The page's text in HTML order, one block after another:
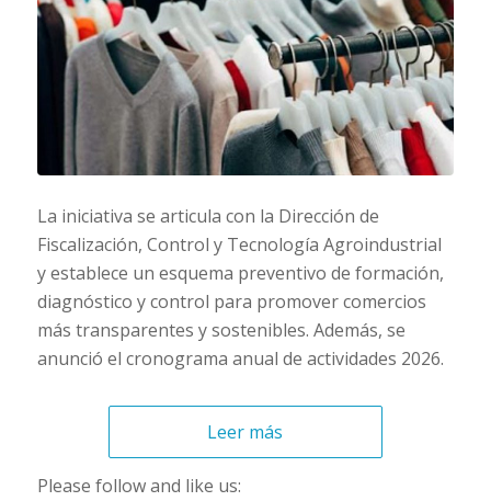
La iniciativa se articula con la Dirección de
Fiscalización, Control y Tecnología Agroindustrial
y establece un esquema preventivo de formación,
diagnóstico y control para promover comercios
más transparentes y sostenibles. Además, se
anunció el cronograma anual de actividades 2026.
Leer más
Please follow and like us: